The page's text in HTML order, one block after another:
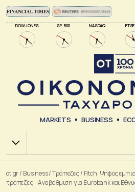
DOW JONES SP 500 NASDAQ
MARKETS BUSINESS
Χ.Α.
ot.gr/ Business/Τράπεζες/ Fitch: Ψήφος
τράπεζες – Αναβάθμιση για Eurobank και